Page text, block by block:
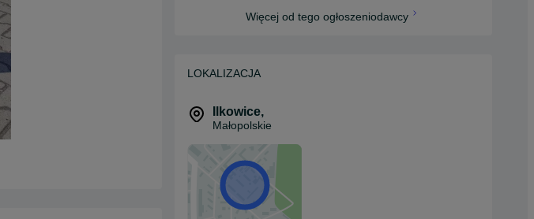
Więcej od tego ogłoszeniodawcy
LOKALIZACJA
Ilkowice,
Małopolskie